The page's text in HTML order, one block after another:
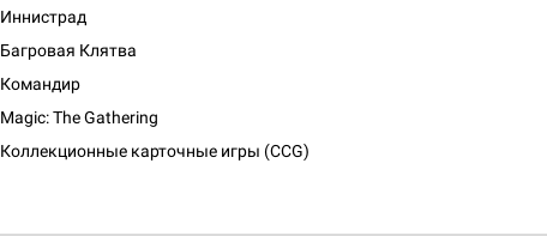
Иннистрад
Багровая Клятва
Командир
Magic: The Gathering
Коллекционные карточные игры (CCG)